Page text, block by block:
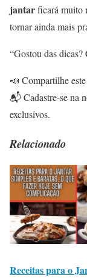
jantarficará muito
tornar ainda mais
“Gostou das
📣 Compartilhe
📬 Cadastre-se na
exclusivos.
Relacionado
Receitas para o